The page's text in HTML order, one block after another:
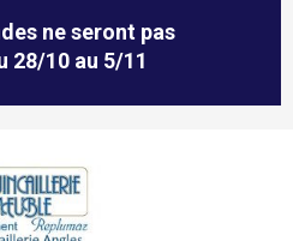
ne seront pas
28/10 au 5/11